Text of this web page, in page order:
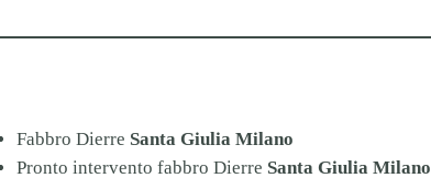
Fabbro Dierre Santa Giulia Milano
Pronto intervento fabbro Dierre Santa Giulia Milano